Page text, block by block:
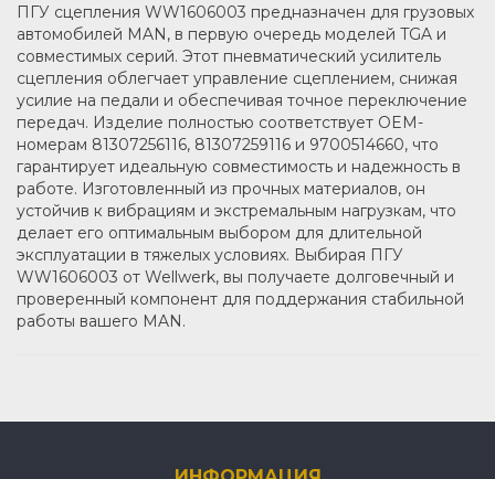
ПГУ сцепления WW1606003 предназначен для грузовых
автомобилей MAN, в первую очередь моделей TGA и
совместимых серий. Этот пневматический усилитель
сцепления облегчает управление сцеплением, снижая
усилие на педали и обеспечивая точное переключение
передач. Изделие полностью соответствует OEM-
номерам 81307256116, 81307259116 и 9700514660, что
гарантирует идеальную совместимость и надежность в
работе. Изготовленный из прочных материалов, он
устойчив к вибрациям и экстремальным нагрузкам, что
делает его оптимальным выбором для длительной
эксплуатации в тяжелых условиях. Выбирая ПГУ
WW1606003 от Wellwerk, вы получаете долговечный и
проверенный компонент для поддержания стабильной
работы вашего MAN.